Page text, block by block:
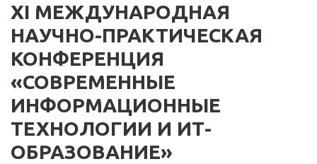
XI МЕЖДУНАРОДНАЯ
НАУЧНО-ПРАКТИЧЕСКАЯ
КОНФЕРЕНЦИЯ
«СОВРЕМЕННЫЕ
ИНФОРМАЦИОННЫЕ
ТЕХНОЛОГИИ И ИТ-
ОБРАЗОВАНИЕ»